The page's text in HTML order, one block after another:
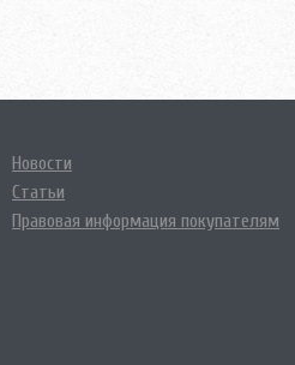
Новости
Статьи
Правовая информация покупателям